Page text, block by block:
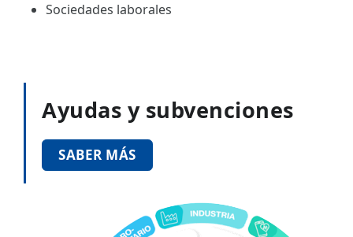
Sociedades laborales
Ayudas y subvenciones
SABER MÁS